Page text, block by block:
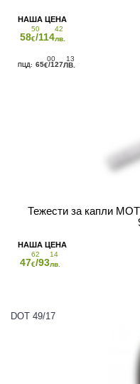
58
50
€/114
42
лв.
65
00
€/127
13
ЛВ.
Тежести за капли
47
62
€/93
14
лв.
DOT 49/17